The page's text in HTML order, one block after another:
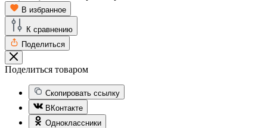
В избранное
К сравнению
Поделиться
Поделиться товаром
Скопировать ссылку
ВКонтакте
Одноклассники